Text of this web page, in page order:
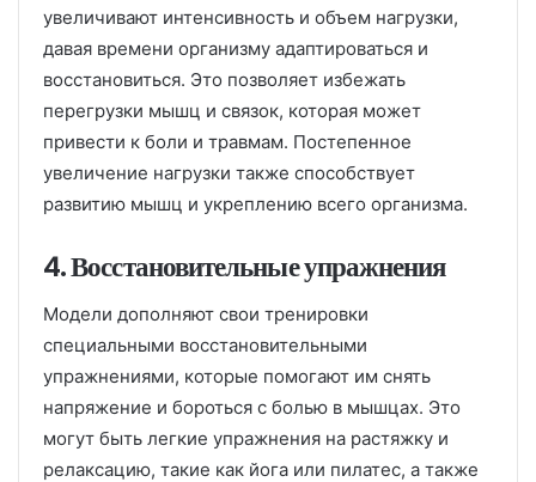
увеличивают интенсивность и объем нагрузки,
давая времени организму адаптироваться и
восстановиться. Это позволяет избежать
перегрузки мышц и связок, которая может
привести к боли и травмам. Постепенное
увеличение нагрузки также способствует
развитию мышц и укреплению всего организма.
4. Восстановительные упражнения
Модели дополняют свои тренировки
специальными восстановительными
упражнениями, которые помогают им снять
напряжение и бороться с болью в мышцах. Это
могут быть легкие упражнения на растяжку и
релаксацию, такие как йога или пилатес, а также